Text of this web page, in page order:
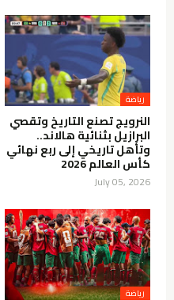
رياضة
النرويج تصنع التاريخ وتقصي
البرازيل بثنائية هالاند..
وتأهل تاريخي إلى ربع نهائي
كأس العالم 2026
July 05, 2026
رياضة